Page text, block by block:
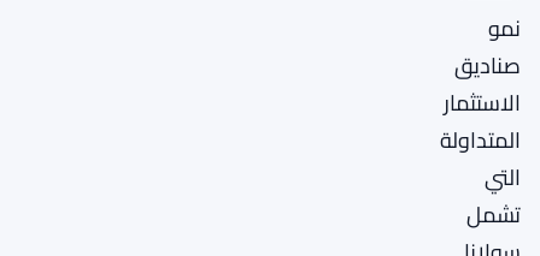
نمو
صناديق
الاستثمار
المتداولة
التي
تشمل